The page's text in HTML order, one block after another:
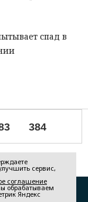
спад в
384
сервис,
соглашение
обрабатываем
Яндекс